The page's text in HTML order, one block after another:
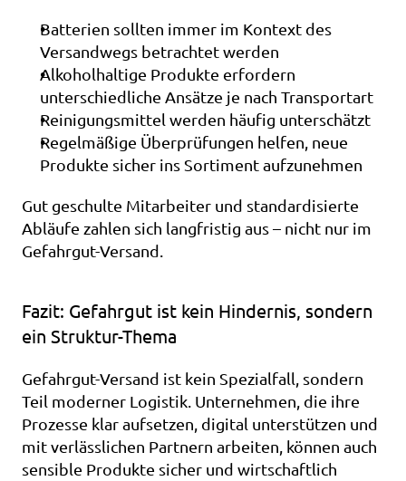
Batterien sollten immer im Kontext des
Versandwegs betrachtet werden
Alkoholhaltige Produkte erfordern
unterschiedliche Ansätze je nach Transportart
Reinigungsmittel werden häufig unterschätzt
Regelmäßige Überprüfungen helfen, neue
Produkte sicher ins Sortiment aufzunehmen
Gut geschulte Mitarbeiter und standardisierte
Abläufe zahlen sich langfristig aus – nicht nur im
Gefahrgut-Versand.
Fazit: Gefahrgut ist kein Hindernis, sondern
ein Struktur-Thema
Gefahrgut-Versand ist kein Spezialfall, sondern
Teil moderner Logistik. Unternehmen, die ihre
Prozesse klar aufsetzen, digital unterstützen und
mit verlässlichen Partnern arbeiten, können auch
sensible Produkte sicher und wirtschaftlich